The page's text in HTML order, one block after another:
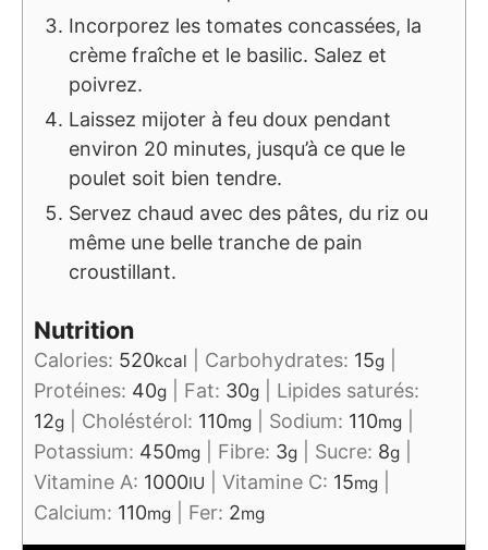
Incorporez les tomates concassées, la
crème fraîche et le basilic. Salez et
poivrez.
Laissez mijoter à feu doux pendant
environ 20 minutes, jusqu’à ce que le
poulet soit bien tendre.
Servez chaud avec des pâtes, du riz ou
même une belle tranche de pain
croustillant.
Nutrition
Calories: 520kcal Carbohydrates: 15g
Protéines: 40g Fat: 30g
Lipides saturés:
12g Choléstérol: 110mg Sodium: 110mg
Potassium: 450mg Fibre: 3g Sucre: 8g
Vitamine A: 1000IU Vitamine C: 15mg
Calcium: 110mg Fer: 2mg